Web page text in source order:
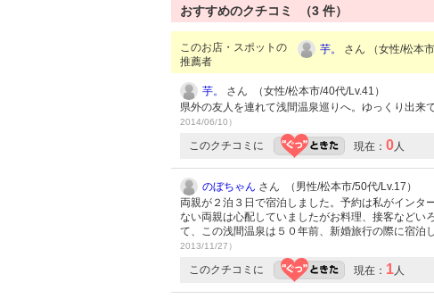
おすすめのクチコミ （3 件）
このお店・スポットの
推薦者
芋。 さん （女性/松本
芋。
さん （女性/松本市/40代/Lv.41）
県外の友人を連れて浅間温泉巡りへ。ゆっくり出来
2014/06/10）
このクチコミに 現在： 0人
のぼちゃん さん （男性/松本市/50代/Lv.17）
両親が２泊３日で宿泊しました。予約は私がイン
ない両親は心配していましたがお料理、接客などい
て、この浅間温泉は５０年前、新婚旅行の際に宿泊
2013/11/27）
このクチコミに 現在： 1人